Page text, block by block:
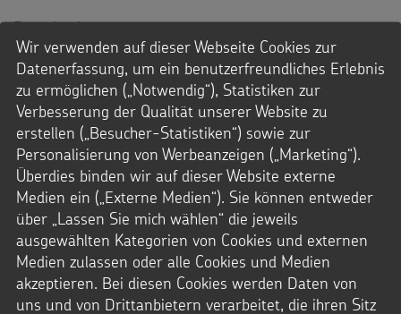
JPG-Datei
Wir verwenden auf dieser Webseite Cookies zur
Datenerfassung, um ein benutzerfreundliches Erlebnis
zu ermöglichen („Notwendig“), Statistiken zur
Verbesserung der Qualität unserer Website zu
erstellen („Besucher-Statistiken“) sowie zur
Personalisierung von Werbeanzeigen („Marketing“).
Überdies binden wir auf dieser Website externe
Medien ein („Externe Medien“). Sie können entweder
über „Lassen Sie mich wählen“ die jeweils
ausgewählten Kategorien von Cookies und externen
Medien zulassen oder alle Cookies und Medien
akzeptieren. Bei diesen Cookies werden Daten von
uns und von Drittanbietern verarbeitet, die ihren Sitz